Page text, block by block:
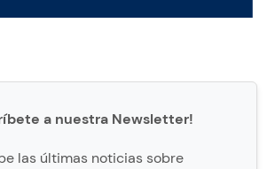
a nuestra Newsletter!
las últimas noticias sobre